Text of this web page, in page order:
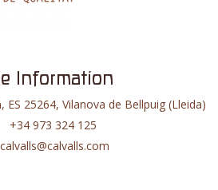
Information
ES 25264, Vilanova de Bellpuig (Lleida)
+34 973 324 125
calvalls@calvalls.com